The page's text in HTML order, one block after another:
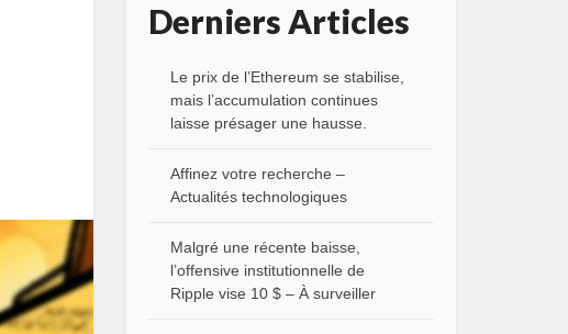
Derniers Articles
Le prix de l’Ethereum se stabilise,
mais l’accumulation continues
laisse présager une hausse.
Affinez votre recherche –
Actualités technologiques
Malgré une récente baisse,
l’offensive institutionnelle de
Ripple vise 10 $ – À surveiller